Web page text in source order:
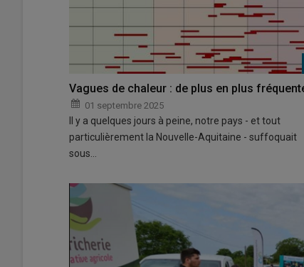
Vagues de chaleur : de plus en plus
01 septembre 2025
Il y a quelques jours à peine, notre pays - et tout
particulièrement la Nouvelle-Aquitaine - suffoquait
sous…